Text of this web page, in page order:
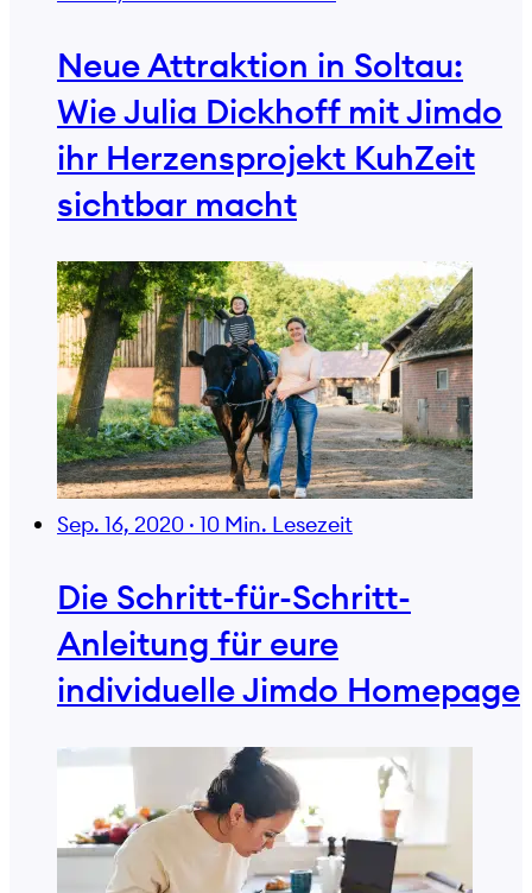
Neue Attraktion in Soltau:
Wie Julia Dickhoff mit Jimdo
ihr Herzensprojekt KuhZeit
sichtbar macht
Sep. 16, 2020 · 10 Min. Lesezeit
Die Schritt-für-Schritt-
Anleitung für eure
individuelle Jimdo Homepage